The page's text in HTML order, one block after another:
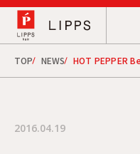
TOP NEWS HOT PEPPER
2016.04.19